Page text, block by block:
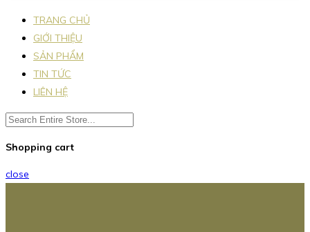
TRANG CHỦ
GIỚI THIỆU
SẢN PHẨM
TIN TỨC
LIÊN HỆ
Shopping cart
close